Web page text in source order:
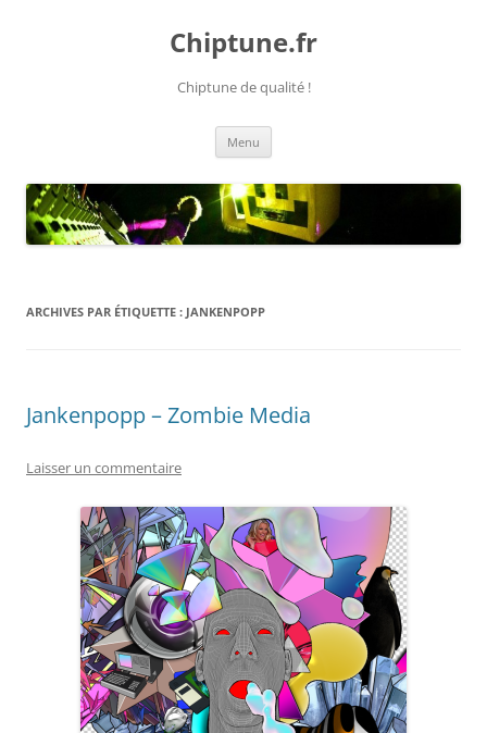
Chiptune.fr
Chiptune de qualité !
Menu
ARCHIVES PAR ÉTIQUETTE : JANKENPOPP
Jankenpopp – Zombie Media
Laisser un commentaire